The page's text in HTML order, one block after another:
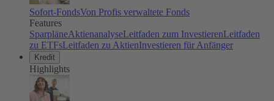
Sofort-FondsVon Profis verwaltete Fonds
Features
SparpläneAktienanalyseLeitfaden zum InvestierenLeitfaden
zu ETFsLeitfaden zu AktienInvestieren für Anfänger
Kredit
Highlights